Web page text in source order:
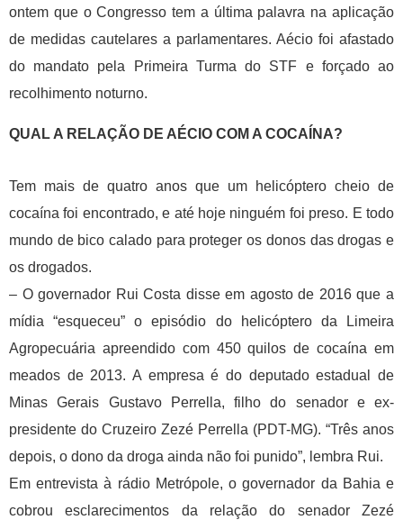
ontem que o Congresso tem a última palavra na aplicação
de medidas cautelares a parlamentares. Aécio foi afastado
do mandato pela Primeira Turma do STF e forçado ao
recolhimento noturno.
QUAL A RELAÇÃO DE AÉCIO COM A COCAÍNA?
Tem mais de quatro anos que um helicóptero cheio de
cocaína foi encontrado, e até hoje ninguém foi preso. E todo
mundo de bico calado para proteger os donos das drogas e
os drogados.
– O governador Rui Costa disse em agosto de 2016 que a
mídia “esqueceu” o episódio do helicóptero da Limeira
Agropecuária apreendido com 450 quilos de cocaína em
meados de 2013. A empresa é do deputado estadual de
Minas Gerais Gustavo Perrella, filho do senador e ex-
presidente do Cruzeiro Zezé Perrella (PDT-MG). “Três anos
depois, o dono da droga ainda não foi punido”, lembra Rui.
Em entrevista à rádio Metrópole, o governador da Bahia e
cobrou esclarecimentos da relação do senador Zezé